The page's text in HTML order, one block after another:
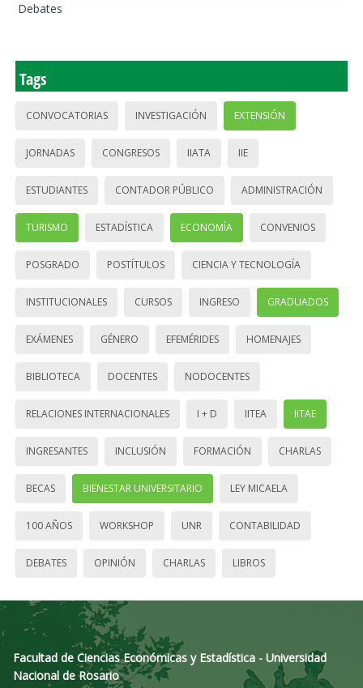
Debates
Tags
CONVOCATORIAS INVESTIGACIÓN EXTENSIÓN
JORNADAS CONGRESOS IIATA IIE
ESTUDIANTES CONTADOR PÚBLICO ADMINISTRACIÓN
TURISMO ESTADÍSTICA ECONOMÍA CONVENIOS
POSGRADO POSTÍTULOS CIENCIA Y TECNOLOGÍA
INSTITUCIONALES CURSOS INGRESO GRADUADOS
EXÁMENES GÉNERO EFEMÉRIDES HOMENAJES
BIBLIOTECA DOCENTES NODOCENTES
RELACIONES INTERNACIONALES I + D IITEA IITAE
INGRESANTES INCLUSIÓN FORMACIÓN CHARLAS
BECAS BIENESTAR UNIVERSITARIO LEY MICAELA
100 AÑOS WORKSHOP UNR CONTABILIDAD
DEBATES OPINIÓN CHARLAS LIBROS
Facultad de Ciencias Económicas y Estadística - Universidad
Nacional de Rosario